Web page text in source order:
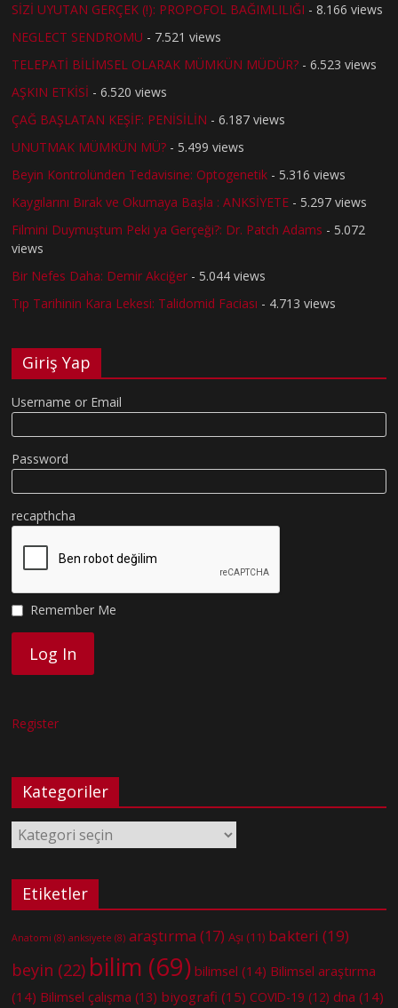
SİZİ UYUTAN GERÇEK (!): PROPOFOL BAĞIMLILIĞI - 8.166 views
NEGLECT SENDROMU - 7.521 views
TELEPATİ BİLİMSEL OLARAK MÜMKÜN MÜDÜR? - 6.523 views
AŞKIN ETKİSİ - 6.520 views
ÇAĞ BAŞLATAN KEŞİF: PENİSİLİN - 6.187 views
UNUTMAK MÜMKÜN MÜ? - 5.499 views
Beyin Kontrolünden Tedavisine: Optogenetik - 5.316 views
Kaygılarını Bırak ve Okumaya Başla : ANKSİYETE - 5.297 views
Filmini Duymuştum Peki ya Gerçeği?: Dr. Patch Adams - 5.072
views
Bir Nefes Daha: Demir Akciğer - 5.044 views
Tıp Tarihinin Kara Lekesi: Talidomid Faciası - 4.713 views
Giriş Yap
Username or Email
Password
recapthcha
Remember Me
Register
Kategoriler
Kategoriler
Etiketler
Anatomi (8) anksiyete (8) araştırma (17) Aşı (11) bakteri (19)
beyin (22) bilim (69) bilimsel (14) Bilimsel araştırma
(14) Bilimsel çalışma (13) biyografi (15) COVID-19 (12) dna (14)